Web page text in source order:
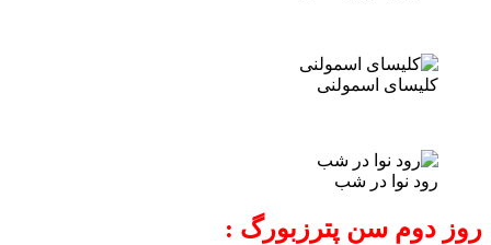
کلیسای اسمولنی
رود نوا در شب
روز دوم سن پترزبورگ :